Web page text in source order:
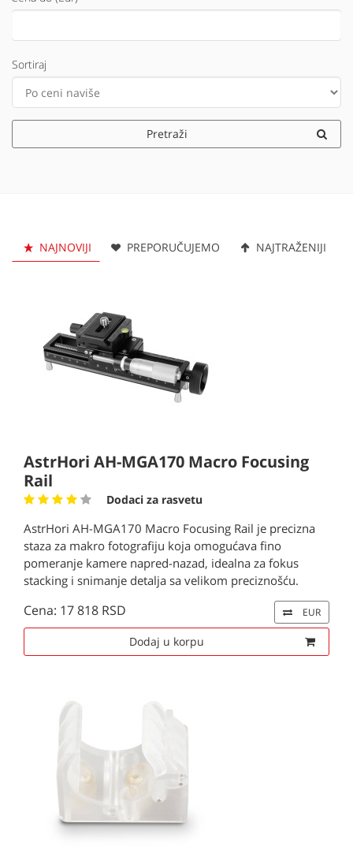
Sortiraj
Pretraži
NAJNOVIJI PREPORUČUJEMO NAJTRAŽENIJI
AstrHori AH-MGA170 Macro Focusing
Rail
Dodaci za rasvetu
AstrHori AH-MGA170 Macro Focusing Rail je precizna
staza za makro fotografiju koja omogućava fino
pomeranje kamere napred-nazad, idealna za fokus
stacking i snimanje detalja sa velikom preciznošću.
Cena: 17 818 RSD EUR
Dodaj u korpu